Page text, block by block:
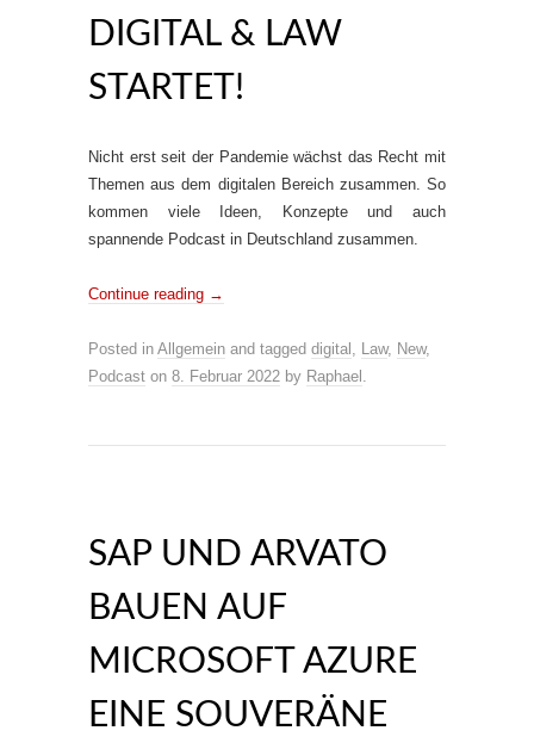
DIGITAL & LAW
STARTET!
Nicht erst seit der Pandemie wächst das Recht mit
Themen aus dem digitalen Bereich zusammen. So
kommen viele Ideen, Konzepte und auch
spannende Podcast in Deutschland zusammen.
Continue reading →
Posted in Allgemein and tagged digital , Law, New,
Podcast on 8. Februar 2022 by Raphael .
SAP UND ARVATO
BAUEN AUF
MICROSOFT AZURE
EINE SOUVERÄNE